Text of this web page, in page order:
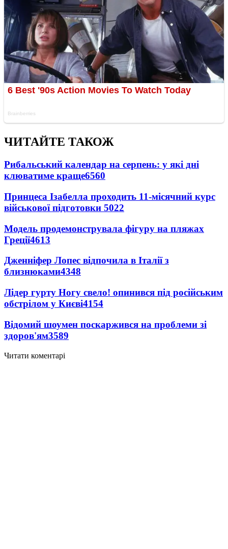
ЧИТАЙТЕ ТАКОЖ
Рибальський календар на серпень: у які дні
клюватиме краще6560
Принцеса Ізабелла проходить 11-місячний курс
військової підготовки 5022
Модель продемонструвала фігуру на пляжах
Греції4613
Дженніфер Лопес відпочила в Італії з
близнюками4348
Лідер гурту Ногу свело! опинився під російським
обстрілом у Києві4154
Відомий шоумен поскаржився на проблеми зі
здоров'ям3589
Читати коментарі